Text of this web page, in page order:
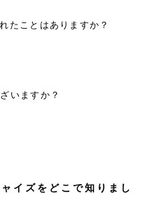
たことはありますか？
いますか？
イズをどこで知りまし